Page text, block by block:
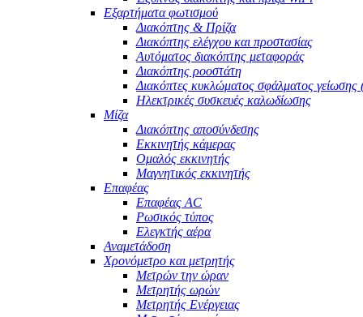
Εξαρτήματα φωτισμού
Διακόπτης & Πρίζα
Διακόπτης ελέγχου και προστασίας
Αυτόματος διακόπτης μεταφοράς
Διακόπτης ροοστάτη
Διακόπτες κυκλώματος σφάλματος
Ηλεκτρικές συσκευές καλωδίωσης
Μίζα
Διακόπτης αποσύνδεσης
Εκκινητής κάμερας
Ομαλός εκκινητής
Μαγνητικός εκκινητής
Επαφέας
Επαφέας AC
Ρωσικός τύπος
Ελεγκτής αέρα
Αναμετάδοση
Χρονόμετρο και μετρητής
Μετρών την ώραν
Μετρητής ωρών
Μετρητής Ενέργειας